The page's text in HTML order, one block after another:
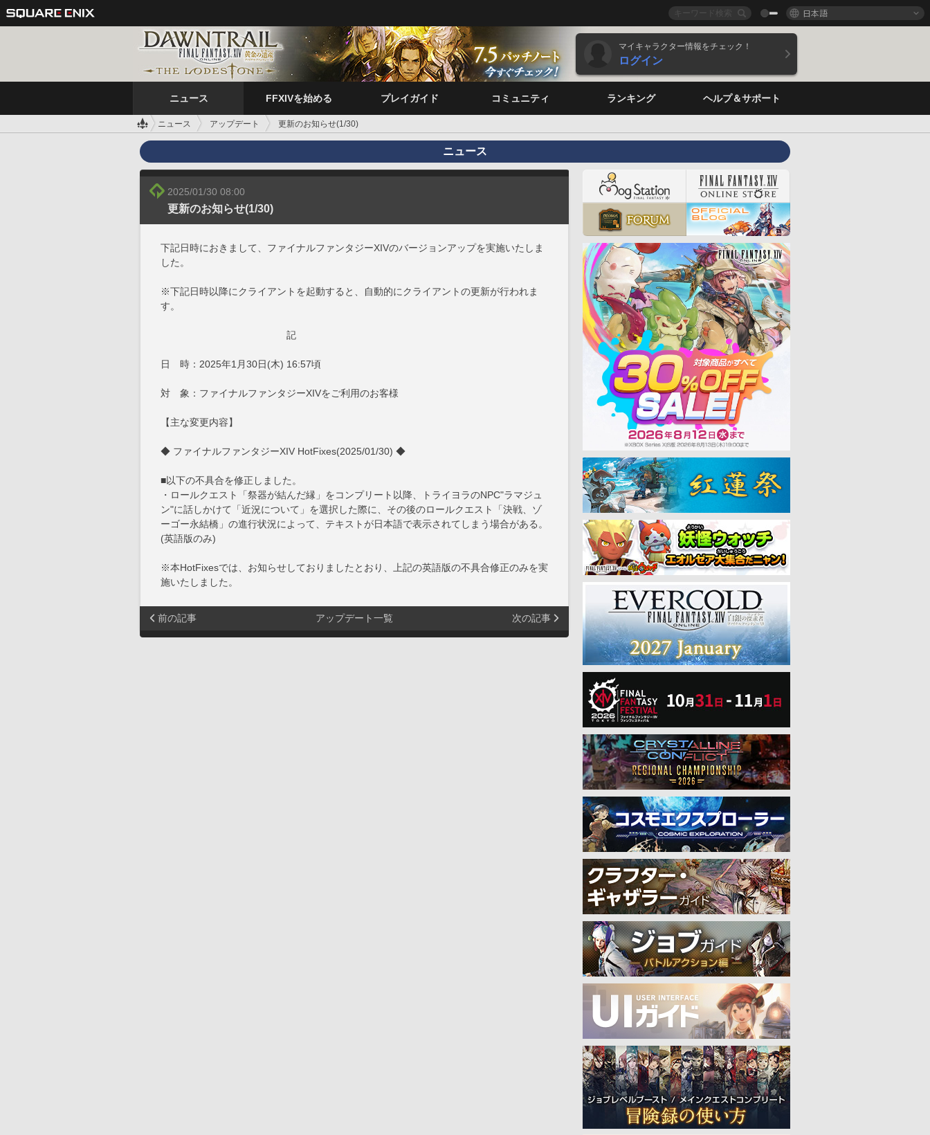
日本語
マイキャラクター情報をチェック！
ログイン
ニュース FFXIVを始める プレイガイド コミュニティ ランキング ヘルプ＆サポート
ニュース アップデート 更新のお知らせ(1/30)
ニュース
2025/01/30 08:00
更新のお知らせ(1/30)
下記日時におきまして、ファイナルファンタジーXIVのバージョンアップを実施いたしま
した。
※下記日時以降にクライアントを起動すると、自動的にクライアントの更新が行われま
す。
記
日 時：2025年1月30日(木) 16:57頃
対 象：ファイナルファンタジーXIVをご利用のお客様
【主な変更内容】
◆ ファイナルファンタジーXIV HotFixes(2025/01/30) ◆
■以下の不具合を修正しました。
・ロールクエスト「祭器が結んだ縁」をコンプリート以降、トライヨラのNPC"ラマジュ
ン"に話しかけて「近況について」を選択した際に、その後のロールクエスト「決戦、ゾ
ーゴー永結橋」の進行状況によって、テキストが日本語で表示されてしまう場合がある。
(英語版のみ)
※本HotFixesでは、お知らせしておりましたとおり、上記の英語版の不具合修正のみを実
施いたしました。
前の記事 アップデート一覧 次の記事